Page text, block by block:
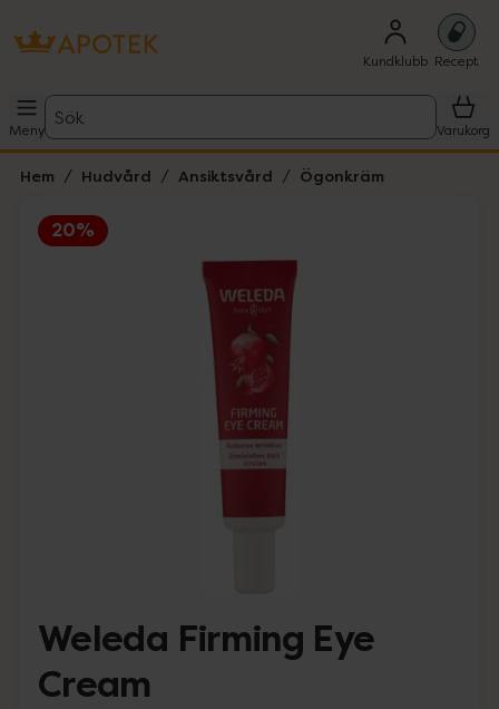
Kundklubb Recept
Meny
Sök
Varukorg
Hem Hudvård Ansiktsvård Ögonkräm
20%
Lista: . Innehåller 4 objekt.
Weleda Firming Eye
Cream